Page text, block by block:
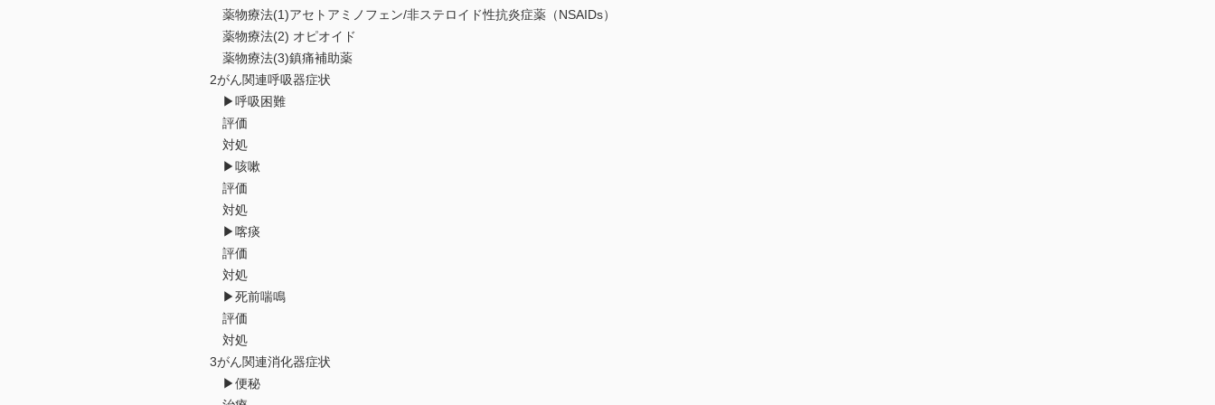
薬物療法(1)アセトアミノフェン/非ステロイド性抗炎症薬（NSAIDs）
薬物療法(2) オピオイド
薬物療法(3)鎮痛補助薬
2がん関連呼吸器症状
▶呼吸困難
評価
対処
▶咳嗽
評価
対処
▶喀痰
評価
対処
▶死前喘鳴
評価
対処
3がん関連消化器症状
▶便秘